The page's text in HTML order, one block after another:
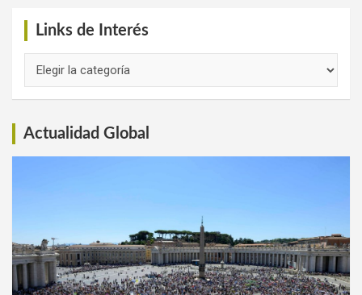
Links de Interés
Actualidad Global